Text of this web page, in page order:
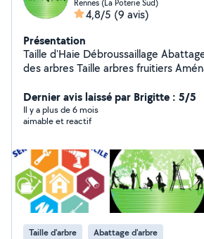
Rennes (La Poterie Sud)
4,8/5 (9 avis)
Présentation
Taille d'Haie Débroussaillage Abattage d'arbres Taille
des arbres Taille arbres fruitiers Aménagement
Nettoyage désolé, dallage, nettoyage
Plantation Tonte de pelouse Évacuation, végétaux,
troncs Travail avec Nacelle de 25 mètres Autre.
professionnel travail soigné et
déplacement gratuit disponible 7j7
n'hésitez pas à me contacter ou à
photos. Cordialement, Payement possible, chèque
espèces virement Mots-clés Elagueur, jardinier,
paysagiste, arbres, bûcheron
Dernier avis laissé par Brigitte : 5/5
Il y a plus de 6 mois
aimable et reactif
Taille d'arbre Abattage d'arbre